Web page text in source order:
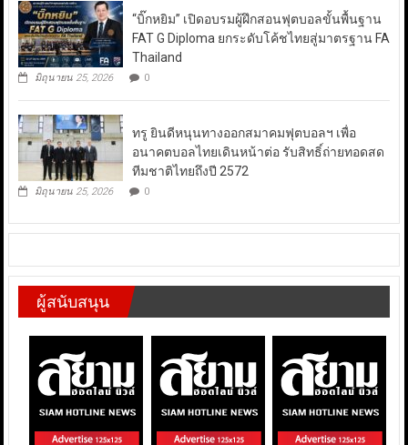
“บิ๊กหยิม” เปิดอบรมผู้ฝึกสอนฟุตบอลขั้นพื้นฐาน
FAT G Diploma ยกระดับโค้ชไทยสู่มาตรฐาน FA
Thailand
มิถุนายน 25, 2026 0
ทรู ยินดีหนุนทางออกสมาคมฟุตบอลฯ เพื่อ
อนาคตบอลไทยเดินหน้าต่อ รับสิทธิ์ถ่ายทอดสด
ทีมชาติไทยถึงปี 2572
มิถุนายน 25, 2026 0
ผู้สนับสนุน